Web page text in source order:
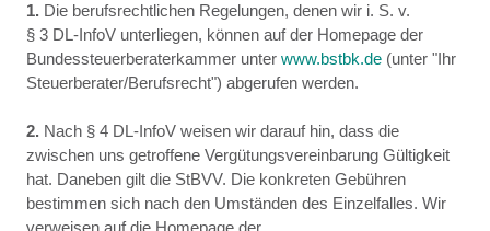
1. Die berufsrechtlichen Regelungen, denen wir i. S. v.
§ 3 DL-InfoV unterliegen, können auf der Homepage der
Bundessteuerberaterkammer unter www.bstbk.de (unter "Ihr
Steuerberater/Berufsrecht") abgerufen werden.
2. Nach § 4 DL-InfoV weisen wir darauf hin, dass die
zwischen uns getroffene Vergütungsvereinbarung Gültigkeit
hat. Daneben gilt die StBVV. Die konkreten Gebühren
bestimmen sich nach den Umständen des Einzelfalles. Wir
verweisen auf die Homepage der